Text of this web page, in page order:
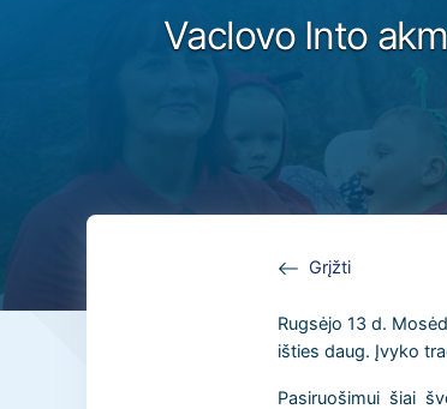
Vaclovo Into
Grįžti
Rugsėjo 13 d.
išties daug. Įvyko
Pasiruošimui šiai